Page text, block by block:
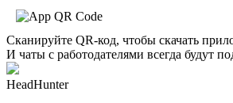
Сканируйте QR-код, чтобы скачать
И чаты с работодателями всегда будут
HeadHunter